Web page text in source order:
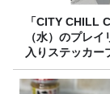
「CITY CHILL
（水）のプレ
入りステッカー
り